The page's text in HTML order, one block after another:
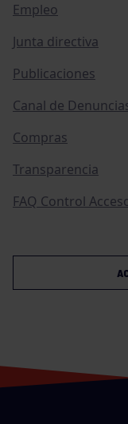
Empleo
Junta directiva
Publicaciones
Canal de
Compras
Transparencia
FAQ Control